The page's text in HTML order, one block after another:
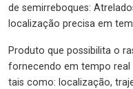
de semirreboques:
localização precisa em
Produto que possibilita o
fornecendo em tempo
tais como: localização,